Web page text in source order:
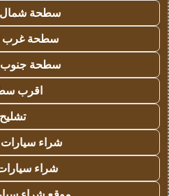
سطحة شمال
سطحة غرب
سطحة جنوب
اقرب
تشليح
شراء
شراء